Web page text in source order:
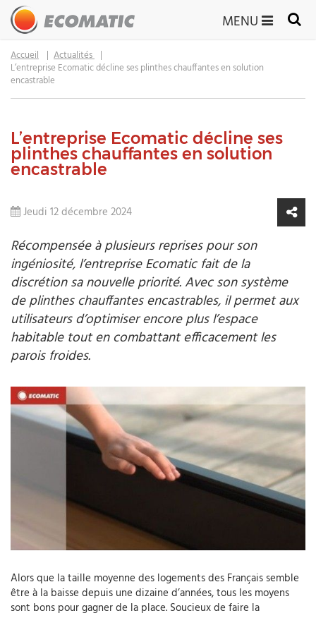
L’entreprise Ecomatic décline ses
plinthes chauffantes en solution
encastrable
Jeudi 12 décembre 2024
Récompensée à plusieurs reprises pour son
ingéniosité, l’entreprise Ecomatic fait de la
discrétion sa nouvelle priorité. Avec son système
de plinthes chauffantes encastrables, il permet aux
utilisateurs d’optimiser encore plus l’espace
habitable tout en combattant efficacement les
parois froides.
Alors que la taille moyenne des logements des Français semble
être à la baisse depuis une dizaine d’années, tous les moyens
sont bons pour gagner de la place. Soucieux de faire la
MENU
Accueil
Actualités
L’entreprise Ecomatic décline ses plinthes chauffantes en solution
encastrable